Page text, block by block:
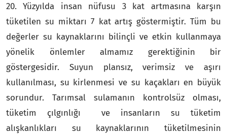
20. Yüzyılda insan nüfusu 3 kat artmasına karşın
tüketilen su miktarı 7 kat artış göstermiştir. Tüm bu
değerler su kaynaklarını bilinçli ve etkin kullanmaya
yönelik önlemler almamız gerektiğinin bir
göstergesidir. Suyun plansız, verimsiz ve aşırı
kullanılması, su kirlenmesi ve su kaçakları en büyük
sorundur. Tarımsal sulamanın kontrolsüz olması,
tüketim çılgınlığı ve insanların su tüketim
alışkanlıkları su kaynaklarının tüketilmesinin